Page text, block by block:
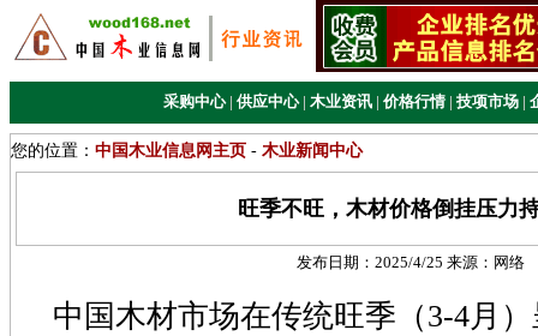
采购中心 | 供应中心 | 木业资讯 | 价格行情 | 技项市场 |
您的位置： 中国木业信息网主页 - 木业新闻中心
旺季不旺，木材价格倒挂压力
发布日期：2025/4/25 来源： 网络
中国木材市场在传统旺季（3-4月）